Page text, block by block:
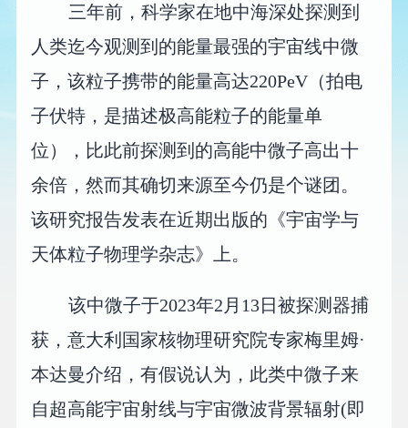
三年前，科学家在地中海深处探测到
人类迄今观测到的能量最强的宇宙线中微
子，该粒子携带的能量高达220PeV（拍电
子伏特，是描述极高能粒子的能量单
位），比此前探测到的高能中微子高出十
余倍，然而其确切来源至今仍是个谜团。
该研究报告发表在近期出版的《宇宙学与
天体粒子物理学杂志》上。
该中微子于2023年2月13日被探测器捕
获，意大利国家核物理研究院专家梅里姆·
本达曼介绍，有假说认为，此类中微子来
自超高能宇宙射线与宇宙微波背景辐射(即